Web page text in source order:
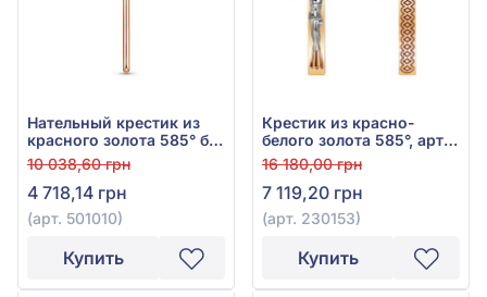
Нательный крестик из
красного золота 585° без
вставки, арт. 501010
10 038,60 грн
4 718,14 грн
(арт. 501010)
Купить
Крестик из красно-
белого золота 585°, арт.
230153
16 180,00 грн
7 119,20 грн
(арт. 230153)
Купить